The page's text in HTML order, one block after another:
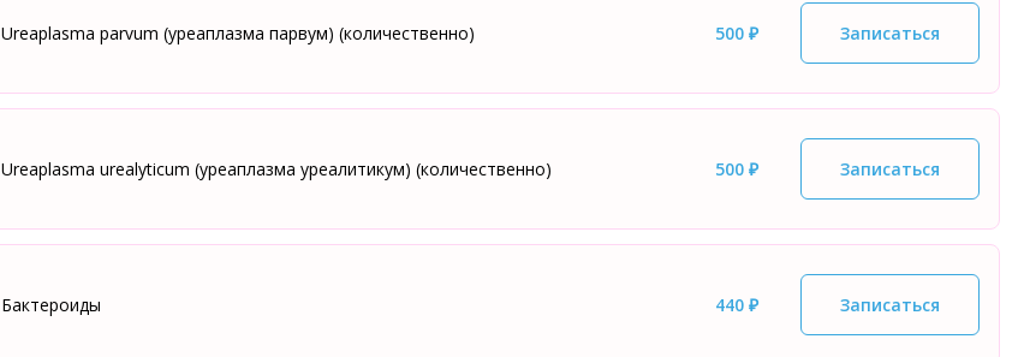
Ureaplasma parvum (уреаплазма парвум) (количественно) 500 ₽ Записаться
Ureaplasma urealyticum (уреаплазма уреалитикум) (количественно) 500 ₽ Записаться
Бактероиды 440 ₽ Записаться